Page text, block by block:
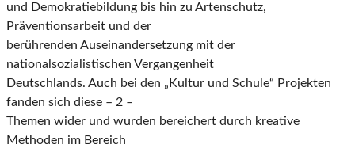
und Demokratiebildung bis hin zu Artenschutz,
Präventionsarbeit und der
berührenden Auseinandersetzung mit der
nationalsozialistischen Vergangenheit
Deutschlands. Auch bei den „Kultur und Schule“ Projekten
fanden sich diese – 2 –
Themen wider und wurden bereichert durch kreative
Methoden im Bereich